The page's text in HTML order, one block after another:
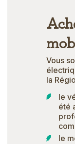
Vous
la
le
été
le